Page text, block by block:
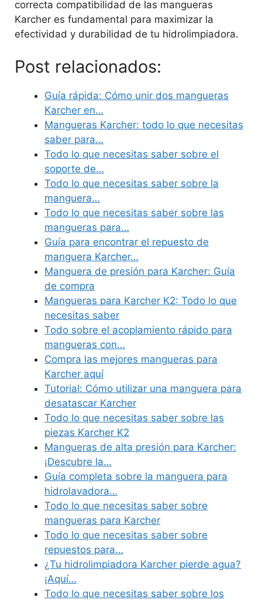
correcta compatibilidad de las mangueras
Karcher es fundamental para maximizar la
efectividad y durabilidad de tu hidrolimpiadora.
Post relacionados:
Guía rápida: Cómo unir dos mangueras
Karcher en…
Mangueras Karcher: todo lo que necesitas
saber para…
Todo lo que necesitas saber sobre el
soporte de…
Todo lo que necesitas saber sobre la
manguera…
Todo lo que necesitas saber sobre las
mangueras para…
Guía para encontrar el repuesto de
manguera Karcher…
Manguera de presión para Karcher: Guía
de compra
Mangueras para Karcher K2: Todo lo que
necesitas saber
Todo sobre el acoplamiento rápido para
mangueras con…
Compra las mejores mangueras para
Karcher aquí
Tutorial: Cómo utilizar una manguera para
desatascar Karcher
Todo lo que necesitas saber sobre las
piezas Karcher K2
Mangueras de alta presión para Karcher:
¡Descubre la…
Guía completa sobre la manguera para
hidrolavadora…
Todo lo que necesitas saber sobre
mangueras para Karcher
Todo lo que necesitas saber sobre
repuestos para…
¿Tu hidrolimpiadora Karcher pierde agua?
¡Aquí…
Todo lo que necesitas saber sobre los